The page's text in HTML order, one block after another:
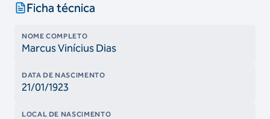
Ficha técnica
NOME COMPLETO
Marcus Vinícius Dias
DATA DE NASCIMENTO
21/01/1923
LOCAL DE NASCIMENTO